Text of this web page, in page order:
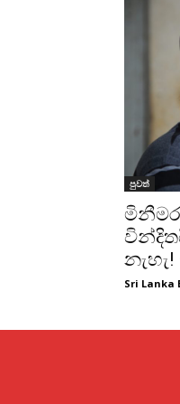
පුවත්
Sri Lanka